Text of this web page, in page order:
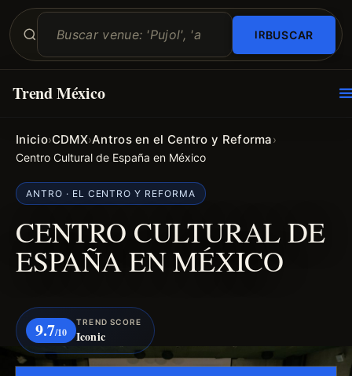
BUSCAR
Trend México
Inicio›CDMX›Antros en el Centro y Reforma›
Centro Cultural de España en México
ANTRO · EL CENTRO Y REFORMA
CENTRO CULTURAL DE
ESPAÑA EN MÉXICO
9.7/10
TREND SCORE
Iconic